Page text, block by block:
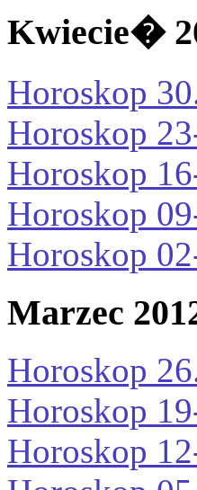
Kwiecie�
Horoskop
Horoskop
Horoskop
Horoskop
Horoskop
Marzec
Horoskop
Horoskop
Horoskop